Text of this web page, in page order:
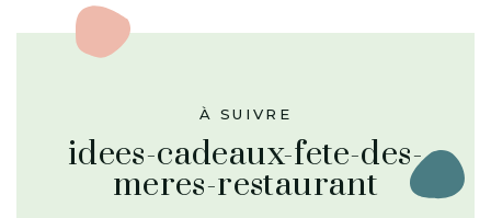
À SUIVRE
idees-cadeaux-fete-des-
meres-restaurant